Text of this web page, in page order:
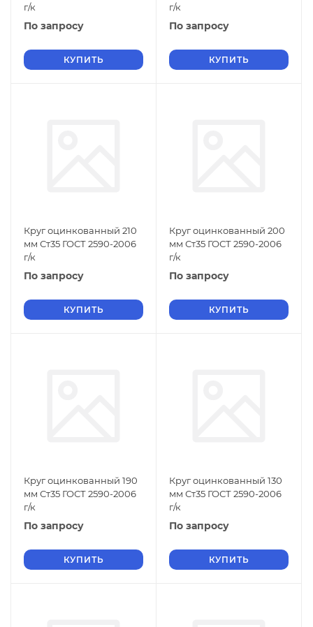
г/к
По запросу
КУПИТЬ
г/к
По запросу
КУПИТЬ
Круг оцинкованный 210
мм Ст35 ГОСТ 2590-2006
г/к
По запросу
КУПИТЬ
Круг оцинкованный 200
мм Ст35 ГОСТ 2590-2006
г/к
По запросу
КУПИТЬ
Круг оцинкованный 190
мм Ст35 ГОСТ 2590-2006
г/к
По запросу
КУПИТЬ
Круг оцинкованный 130
мм Ст35 ГОСТ 2590-2006
г/к
По запросу
КУПИТЬ